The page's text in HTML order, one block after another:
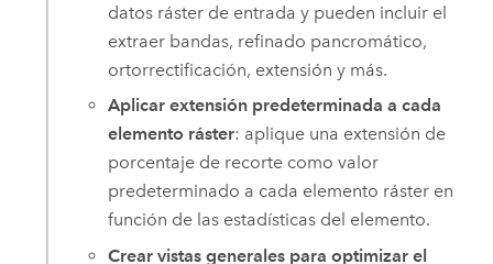
datos ráster de entrada y pueden incluir el
extraer bandas, refinado pancromático,
ortorrectificación, extensión y más.
Aplicar extensión predeterminada a cada
elemento ráster: aplique una extensión de
porcentaje de recorte como valor
predeterminado a cada elemento ráster en
función de las estadísticas del elemento.
Crear vistas generales para optimizar el